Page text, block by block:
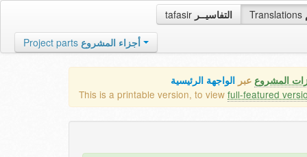
tafasir التفاسيــر Translations
Project parts أجزاء المشروع
المشروع عبر الواجهة الرئيسية
This is a printable version, to view full-featured